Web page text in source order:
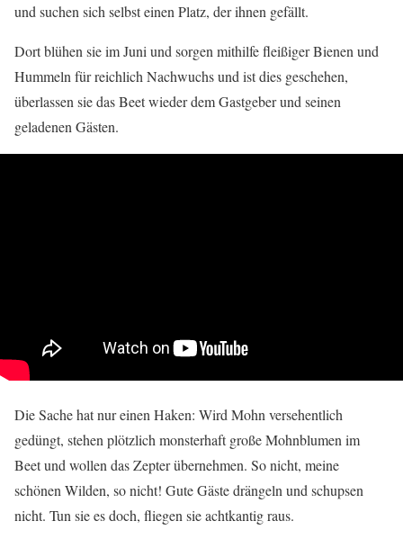
und suchen sich selbst einen Platz, der ihnen gefällt.
Dort blühen sie im Juni und sorgen mithilfe fleißiger Bienen und
Hummeln für reichlich Nachwuchs und ist dies geschehen,
überlassen sie das Beet wieder dem Gastgeber und seinen
geladenen Gästen.
Die Sache hat nur einen Haken: Wird Mohn versehentlich
gedüngt, stehen plötzlich monsterhaft große Mohnblumen im
Beet und wollen das Zepter übernehmen. So nicht, meine
schönen Wilden, so nicht! Gute Gäste drängeln und schupsen
nicht. Tun sie es doch, fliegen sie achtkantig raus.